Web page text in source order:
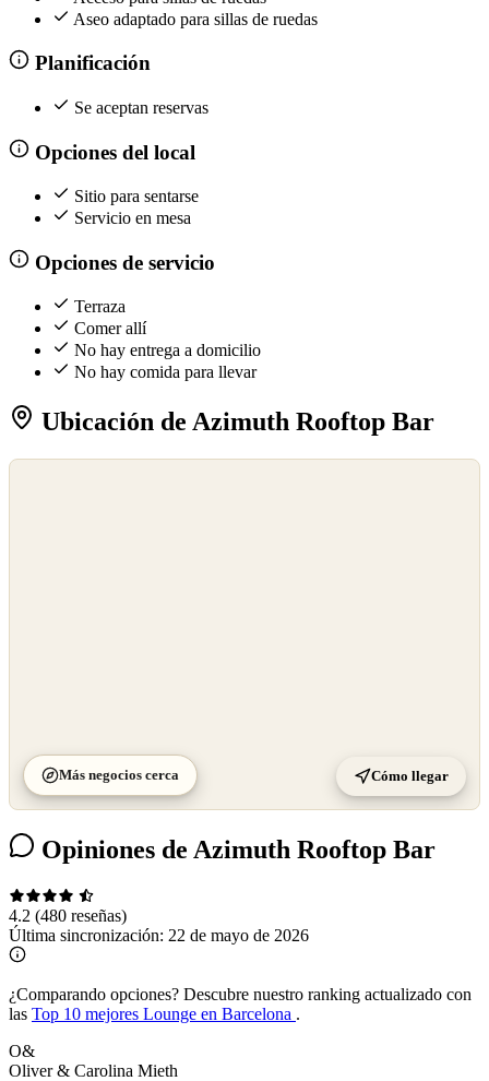
Aseo adaptado para sillas de ruedas
Planificación
Se aceptan reservas
Opciones del local
Sitio para sentarse
Servicio en mesa
Opciones de servicio
Terraza
Comer allí
No hay entrega a domicilio
No hay comida para llevar
Ubicación de Azimuth Rooftop Bar
Más negocios cerca Cómo llegar
Opiniones de Azimuth Rooftop Bar
4.2 (480 reseñas)
Última sincronización: 22 de mayo de 2026
¿Comparando opciones? Descubre nuestro ranking actualizado con
las Top 10 mejores Lounge en Barcelona .
O&
Oliver & Carolina Mieth